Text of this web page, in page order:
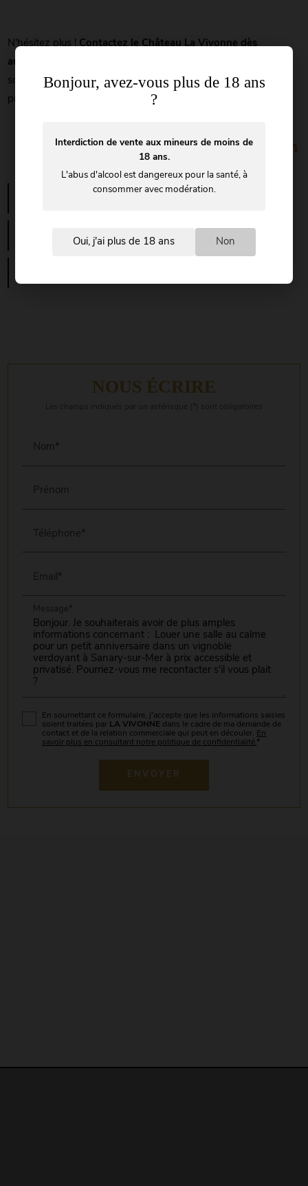
N'hésitez plus ! Contactez le Château La Vivonne dès
aujourd'hui
sommes impatients de vous aider à créer des souvenirs
précieux dans notre magnifique domaine viticole.
Location de lieu pour évènement personnel ou
Une réception élégante dans un cadre historique
NOUS ÉCRIRE
Nom*
Prénom
Téléphone*
Email*
Message*
En soumettant ce formulaire, j'accepte que les informations saisies
soient traitées par LA VIVONNE dans le cadre de ma demande de
contact et de la relation commerciale qui peut en découler. En
savoir plus en consultant notre politique de confidentialité.*
Bonjour, avez-vous plus de 18 ans
?
Interdiction de vente aux mineurs de moins de
18 ans.
L'abus d'alcool est dangereux pour la santé, à
consommer avec modération.
Oui, j'ai plus de 18 ans Non